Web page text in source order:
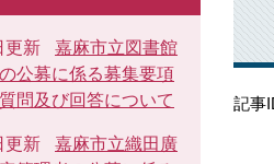
記事
更新
嘉麻市立図書館
公募に係る募集要項
問及び回答について
更新
嘉麻市立織田廣